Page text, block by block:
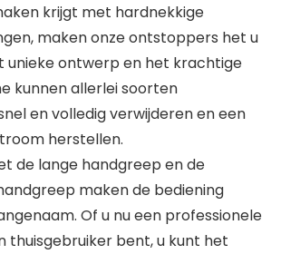
krijgt met hardnekkige
maken onze ontstoppers het u
unieke ontwerp en het krachtige
kunnen allerlei soorten
en volledig verwijderen en een
herstellen.
de lange handgreep en de
maken de bediening
Of u nu een professionele
thuisgebruiker bent, u kunt het